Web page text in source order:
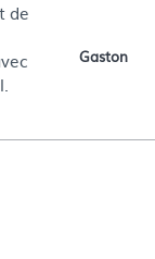
de
Gaston